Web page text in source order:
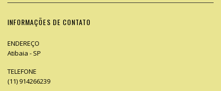
INFORMAÇÕES DE CONTATO
ENDEREÇO
Atibaia - SP
TELEFONE
(11) 914266239